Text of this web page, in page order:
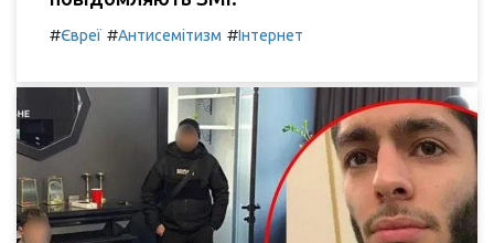
#Євреї #Антисемітизм #Інтернет